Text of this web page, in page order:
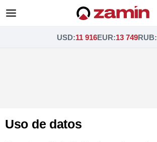
USD:11 916EUR:13 749RUB:
Uso de datos